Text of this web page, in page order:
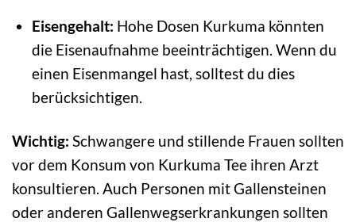
Eisengehalt: Hohe Dosen Kurkuma könnten
die Eisenaufnahme beeinträchtigen. Wenn du
einen Eisenmangel hast, solltest du dies
berücksichtigen.
Wichtig: Schwangere und stillende Frauen sollten
vor dem Konsum von Kurkuma Tee ihren Arzt
konsultieren. Auch Personen mit Gallensteinen
oder anderen Gallenwegserkrankungen sollten